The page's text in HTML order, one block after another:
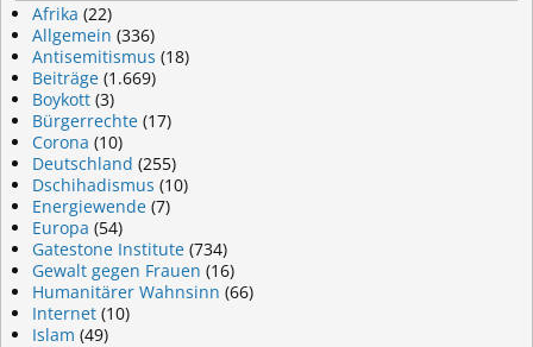
Afrika (22)
Allgemein (336)
Antisemitismus (18)
Beiträge (1.669)
Boykott (3)
Bürgerrechte (17)
Corona (10)
Deutschland (255)
Dschihadismus (10)
Energiewende (7)
Europa (54)
Gatestone Institute (734)
Gewalt gegen Frauen (16)
Humanitärer Wahnsinn (66)
Internet (10)
Islam (49)